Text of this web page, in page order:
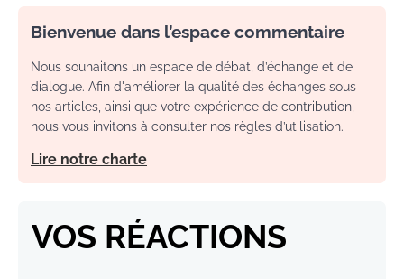
Bienvenue dans l’espace commentaire
Nous souhaitons un espace de débat, d’échange et de
dialogue. Afin d'améliorer la qualité des échanges sous
nos articles, ainsi que votre expérience de contribution,
nous vous invitons à consulter nos règles d’utilisation.
Lire notre charte
VOS RÉACTIONS